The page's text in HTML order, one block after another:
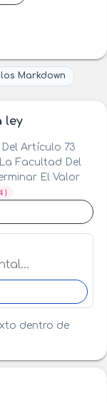
Markdown
ley
Artículo 73
Facultad Del
El Valor
dentro de